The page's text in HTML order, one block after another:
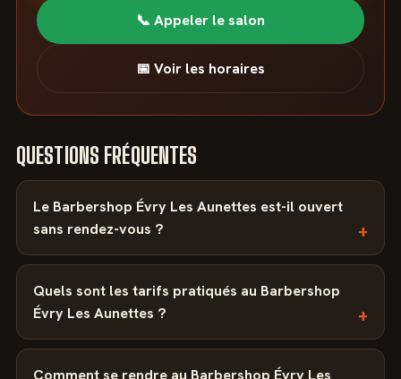
📞 Appeler le salon
📅 Voir les horaires
QUESTIONS FRÉQUENTES
Le Barbershop Évry Les Aunettes est-il ouvert
sans rendez-vous ?
Quels sont les tarifs pratiqués au Barbershop
Évry Les Aunettes ?
Comment se rendre au Barbershop Évry Les